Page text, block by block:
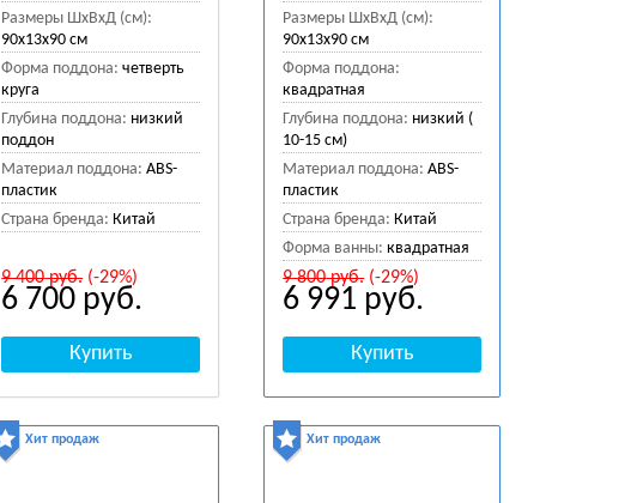
Размеры ШхВхД (см):
90x13x90 см
Форма поддона: четверть
круга
Глубина поддона: низкий
поддон
Материал поддона: ABS-
пластик
Страна бренда: Китай
9 400руб.(-29%)
6 700 руб.
Размеры ШхВхД (см):
90x13x90 см
Форма поддона:
квадратная
Глубина поддона: низкий (
10-15 см)
Материал поддона: ABS-
пластик
Страна бренда: Китай
Форма ванны: квадратная
9 800руб.(-29%)
6 991 руб.
Хит продаж Хит продаж